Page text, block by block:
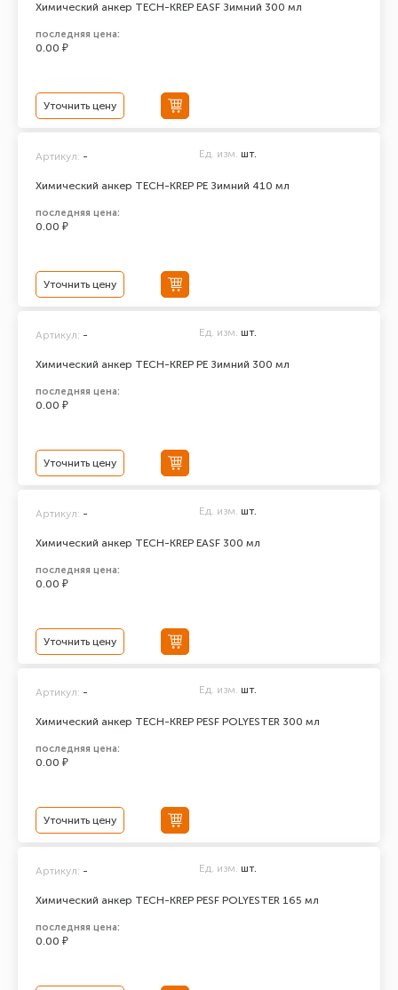
Химический анкер TECH-KREP EASF Зимний 300 мл
последняя цена:
0.00 ₽
Уточнить цену
Химический анкер TECH-KREP PE Зимний 410 мл
Артикул: - Ед. изм. шт.
последняя цена:
0.00 ₽
Уточнить цену
Химический анкер TECH-KREP PE Зимний 300 мл
Артикул: - Ед. изм. шт.
последняя цена:
0.00 ₽
Уточнить цену
Химический анкер TECH-KREP EASF 300 мл
Артикул: - Ед. изм. шт.
последняя цена:
0.00 ₽
Уточнить цену
Химический анкер TECH-KREP PESF POLYESTER 300 мл
Артикул: - Ед. изм. шт.
последняя цена:
0.00 ₽
Уточнить цену
Химический анкер TECH-KREP PESF POLYESTER 165 мл
Артикул: - Ед. изм. шт.
последняя цена:
0.00 ₽